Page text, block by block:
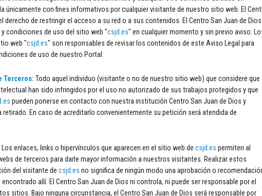
únicamente con fines informativos por cualquier visitante de nuestro sitio web. El
derecho de restringir el acceso a su red o a sus contenidos. El Centro San Juan de Dios
condiciones de uso del sitio web "csjd.es" en cualquier momento y sin previo aviso.
web "csjd.es" son responsables de revisar los contenidos de este Aviso Legal para
de uso de nuestro Portal.
Terceros: Todo aquel individuo (visitante o no de nuestro sitio web) que considere que
han sido infringidos por el uso no autorizado de sus trabajos protegidos y que
pueden ponerse en contacto con nuestra institución Centro San Juan de Dios y
En caso de acreditarlo convenientemente su petición será atendida de
Los enlaces, links o hipervínculos que aparecen en el sitio web de csjd.es permiten al
de terceros para darle mayor información a nuestros visitantes. Realizar estos
del visitante de csjd.es no significa de ningún modo una aprobación o
allí. El Centro San Juan de Dios ni controla, ni puede ser responsable por el
sitios. Bajo ninguna circunstancia, el Centro San Juan de Dios será responsable por